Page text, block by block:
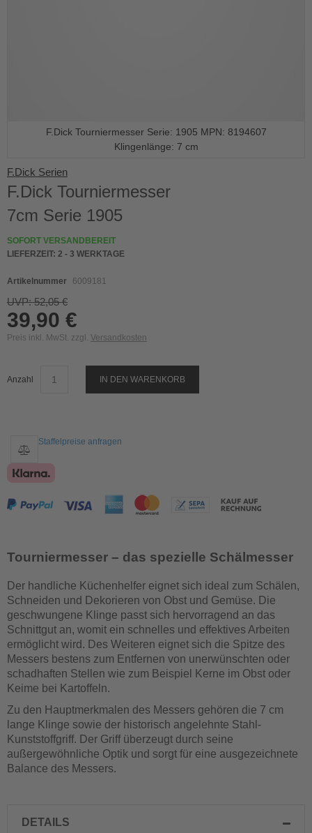
F.Dick Serien
F.Dick Tourniermesser
7cm Serie 1905
SOFORT VERSANDBEREIT
LIEFERZEIT: 2 - 3 WERKTAGE
Artikelnummer 6009181
UVP: 52,05 €
39,90 €
Preis inkl. MwSt. zzgl. Versandkosten
Anzahl IN DEN WARENKORB
Staffelpreise anfragen
Tourniermesser – das spezielle Schälmesser
Der handliche Küchenhelfer eignet sich ideal zum Schälen,
Schneiden und Dekorieren von Obst und Gemüse. Die
geschwungene Klinge passt sich hervorragend an das
Schnittgut an, womit ein schnelles und effektives Arbeiten
ermöglicht wird. Des Weiteren eignet sich die Spitze des
Messers bestens zum Entfernen von unerwünschten oder
schadhaften Stellen wie zum Beispiel Kerne im Obst oder
Keime bei Kartoffeln.
Zu den Hauptmerkmalen des Messers gehören die 7 cm
lange Klinge sowie der historisch angelehnte Stahl-
Kunststoffgriff. Der Griff überzeugt durch seine
außergewöhnliche Optik und sorgt für eine ausgezeichnete
Balance des Messers.
F.Dick Tourniermesser Serie: 1905 MPN: 8194607
Klingenlänge: 7 cm
to
the
of
images
gallery
DETAILS